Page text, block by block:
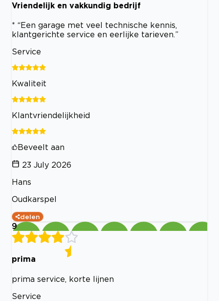
Vriendelijk en vakkundig bedrijf
* “Een garage met veel technische kennis,
klantgerichte service en eerlijke tarieven.”
Service
Kwaliteit
Klantvriendelijkheid
Beveelt aan
23 July 2026
Hans
Oudkarspel
delen
9
prima
prima service, korte lijnen
Service